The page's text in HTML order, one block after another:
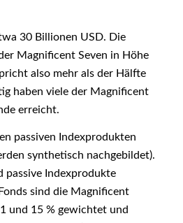
30 Billionen USD. Die
Magnificent Seven in Höhe
also mehr als der Hälfte
haben viele der Magnificent
erreicht.
passiven Indexprodukten
synthetisch nachgebildet).
passive Indexprodukte
sind die Magnificent
und 15 % gewichtet und